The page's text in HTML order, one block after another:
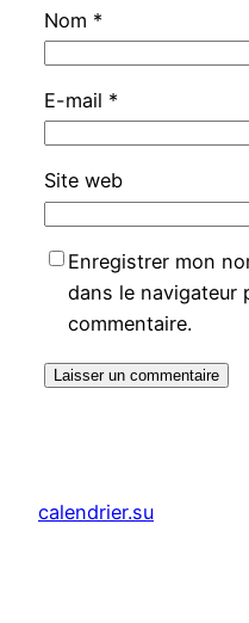
Nom *
E-mail *
Site web
Enregistrer mon
dans le navigateur
commentaire.
calendrier.su